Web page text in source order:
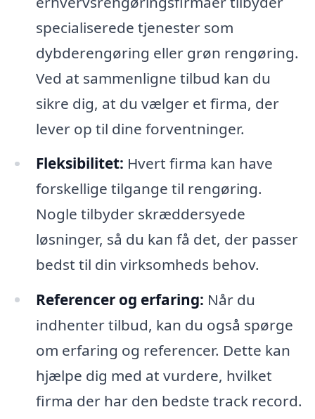
specialiserede tjenester som
dybderengøring eller grøn rengøring.
Ved at sammenligne tilbud kan du
sikre dig, at du vælger et firma, der
lever op til dine forventninger.
Fleksibilitet: Hvert firma kan have
forskellige tilgange til rengøring.
Nogle tilbyder skræddersyede
løsninger, så du kan få det, der passer
bedst til din virksomheds behov.
Referencer og erfaring: Når du
indhenter tilbud, kan du også spørge
om erfaring og referencer. Dette kan
hjælpe dig med at vurdere, hvilket
firma der har den bedste track record.